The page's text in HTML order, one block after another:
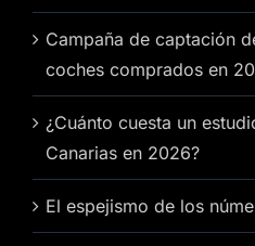
Campaña de captación
coches comprados en
¿Cuánto cuesta un
Canarias en 2026?
El espejismo de los